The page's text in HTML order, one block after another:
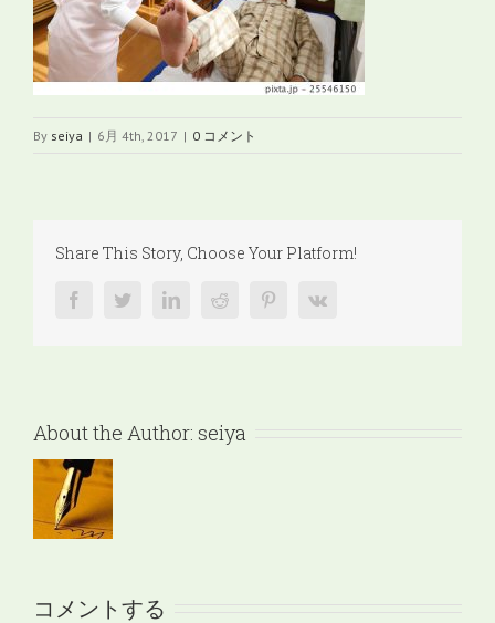
By seiya | 6月 4th, 2017 | 0 コメント
Share This Story, Choose Your Platform!
facebooktwitter linkedinreddit pinterestvk
About the Author: seiya
コメントする